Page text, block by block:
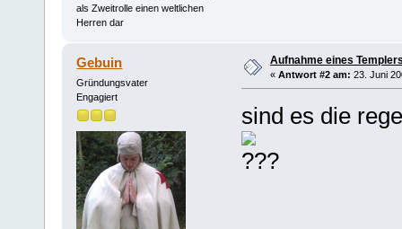
als Zweitrolle einen weltlichen
Herren dar
Gebuin
Gründungsvater
Engagiert
Aufnahme eines
« Antwort #2 am: 23. Juni
sind es die